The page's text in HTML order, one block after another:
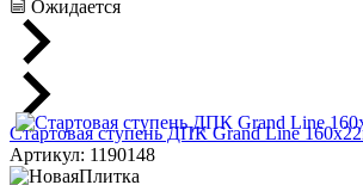
Ожидается
Стартовая ступень ДПК Grand Line
Артикул: 1190148